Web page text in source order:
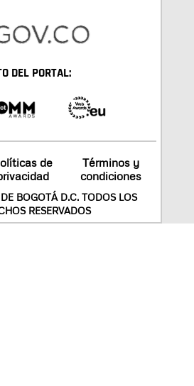
DEL PORTAL:
de
Términos y
condiciones
BOGOTÁ D.C. TODOS LOS
RESERVADOS